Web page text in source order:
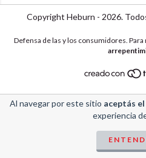
Al navegar por este sitio aceptás
experiencia
Copyright Heburn - 2026.
Defensa de las y los consumidores.